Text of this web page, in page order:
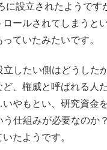
に設立されたようです
ールされてしまうと
ていたみたいです。
立したい側はどうした
、権威と呼ばれる人
やもとい、研究資金
う仕組みが必要なのか
たようです。